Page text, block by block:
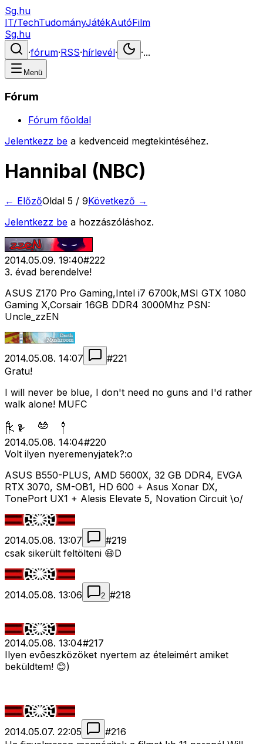
Sg.hu
IT/TechTudományJátékAutóFilm
Sg.hu
·fórum·RSS·hírlevél· ·...
Menü
Fórum
Fórum főoldal
Jelentkezz be a kedvenceid megtekintéséhez.
Hannibal (NBC)
← ElőzőOldal 5 / 9Következő →
Jelentkezz be a hozzászóláshoz.
2014.05.09. 19:40#222
3. évad berendelve!
ASUS Z170 Pro Gaming,Intel i7 6700k,MSI GTX 1080
Gaming X,Corsair 16GB DDR4 3000Mhz PSN:
Uncle_zzEN
2014.05.08. 14:07 #221
Gratu!
I will never be blue, I don't need no guns and I'd rather
walk alone! MUFC
2014.05.08. 14:04#220
Volt ilyen nyeremenyjatek?:o
ASUS B550-PLUS, AMD 5600X, 32 GB DDR4, EVGA
RTX 3070, SM-OB1, HD 600 + Asus Xonar DX,
TonePort UX1 + Alesis Elevate 5, Novation Circuit \o/
2014.05.08. 13:07 #219
csak sikerült feltölteni 😄D
2014.05.08. 13:06 2 #218
2014.05.08. 13:04#217
Ilyen evõeszközöket nyertem az ételeimért amiket
beküldtem! 😊)
2014.05.07. 22:05 #216